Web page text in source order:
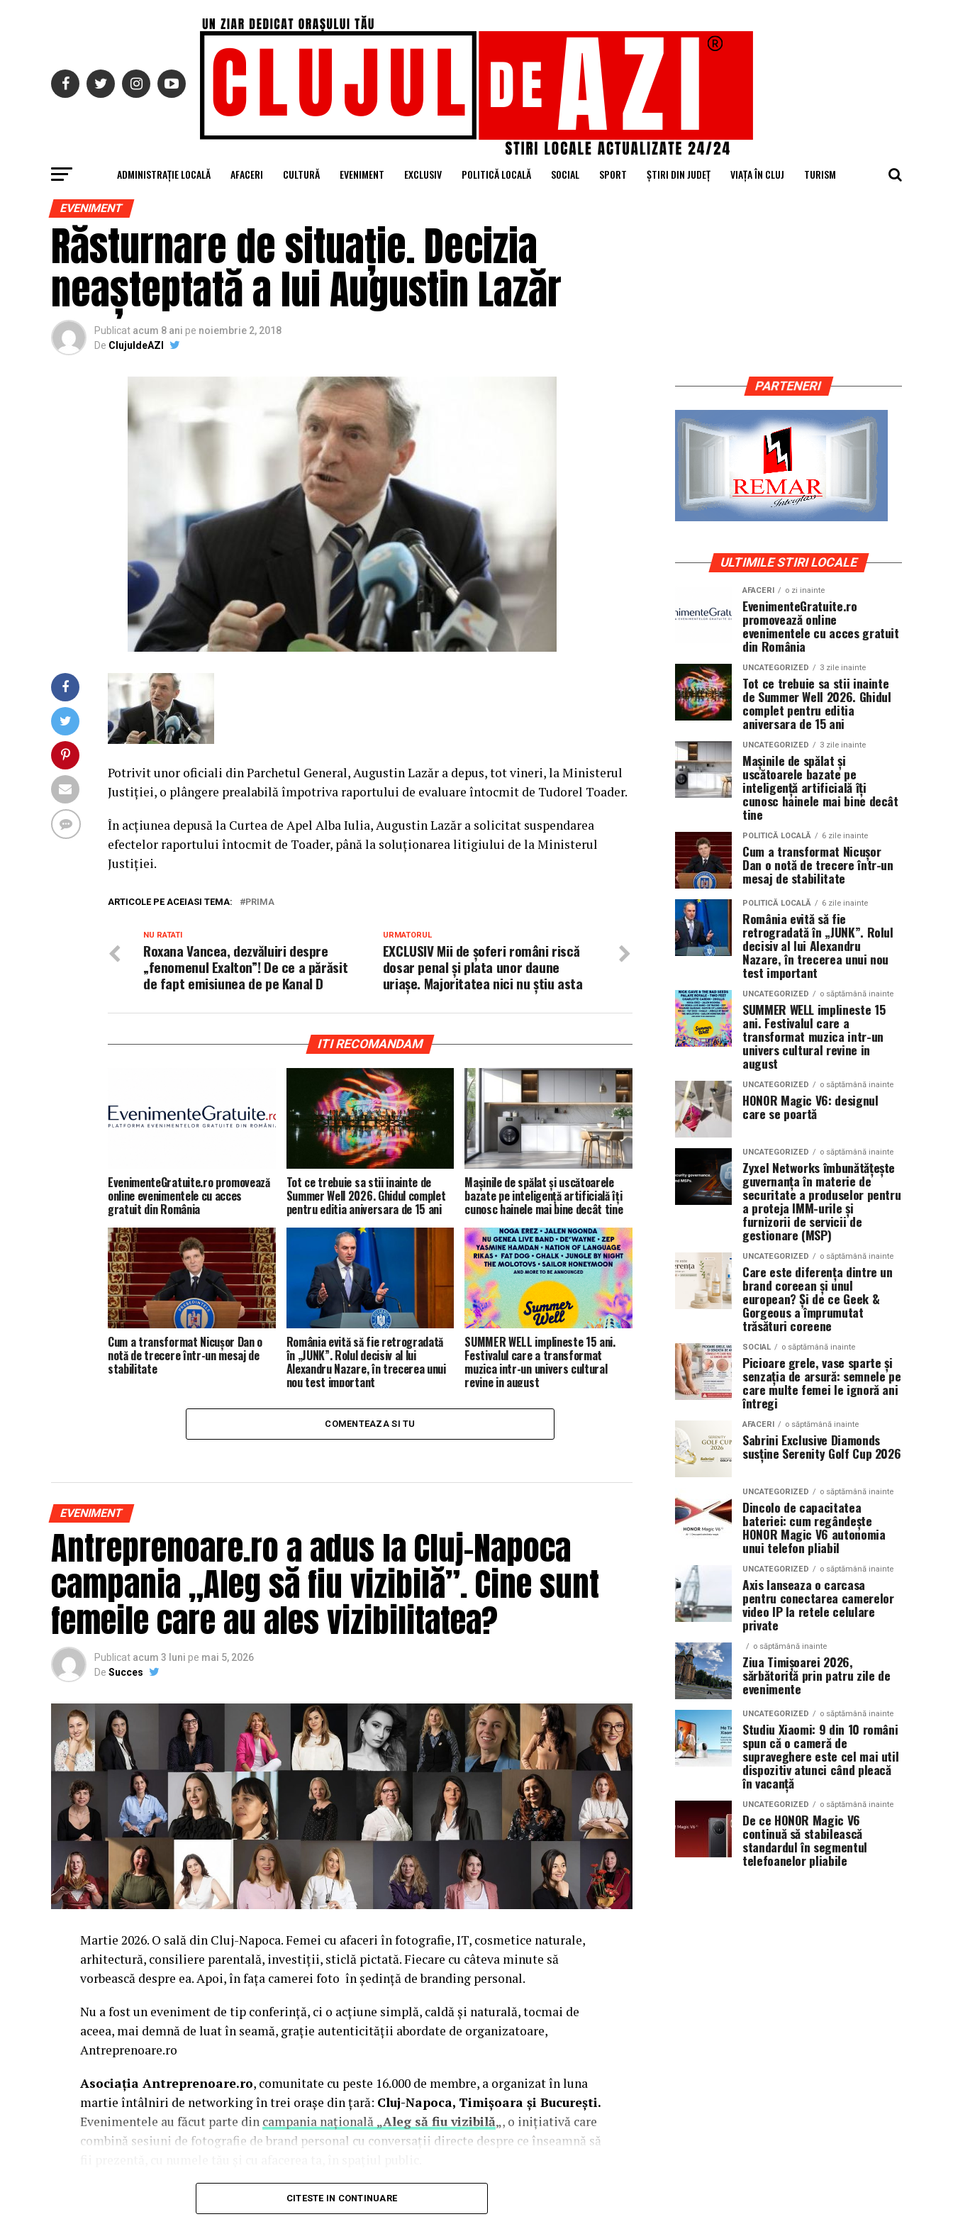
ADMINISTRAȚIE LOCALĂ AFACERI CULTURĂ EVENIMENT EXCLUSIV POLITICĂ LOCALĂ SOCIAL SPORT ȘTIRI DIN JUDEȚ VIAȚA ÎN CLUJ TURISM
EVENIMENT
Răsturnare de situație. Decizia
neașteptată a lui Augustin Lazăr
Publicat acum 8 ani pe noiembrie 2, 2018
De ClujuldeAZI
Potrivit unor oficiali din Parchetul General, Augustin Lazăr a depus, tot vineri, la Ministerul
Justiţiei, o plângere prealabilă împotriva raportului de evaluare întocmit de Tudorel Toader.
În acţiunea depusă la Curtea de Apel Alba Iulia, Augustin Lazăr a solicitat suspendarea
efectelor raportului întocmit de Toader, până la soluţionarea litigiului de la Ministerul
Justiţiei.
ARTICOLE PE ACEIASI TEMA: PRIMA
URMATORUL
EXCLUSIV Mii de șoferi români riscă
dosar penal și plata unor daune
uriașe. Majoritatea nici nu știu asta
NU RATATI
Roxana Vancea, dezvăluiri despre
„fenomenul Exalton”! De ce a părăsit
de fapt emisiunea de pe Kanal D
ITI RECOMANDAM
EvenimenteGratuite.ro promovează
online evenimentele cu acces
gratuit din România
Tot ce trebuie sa stii inainte de
Summer Well 2026. Ghidul complet
pentru editia aniversara de 15 ani
Mașinile de spălat și uscătoarele
bazate pe inteligență artificială îți
cunosc hainele mai bine decât tine
Cum a transformat Nicușor Dan o
notă de trecere într-un mesaj de
stabilitate
România evită să fie retrogradată
în „JUNK”. Rolul decisiv al lui
Alexandru Nazare, în trecerea unui
nou test important
SUMMER WELL implineste 15 ani.
Festivalul care a transformat
muzica intr-un univers cultural
revine in august
COMENTEAZA SI TU
EVENIMENT
Antreprenoare.ro a adus la Cluj-Napoca
campania „Aleg să fiu vizibilă”. Cine sunt
femeile care au ales vizibilitatea?
Publicat acum 3 luni pe mai 5, 2026
De Succes
Martie 2026. O sală din Cluj-Napoca. Femei cu afaceri în fotografie, IT, cosmetice naturale,
arhitectură, consiliere parentală, investiții, sticlă pictată. Fiecare cu câteva minute să
vorbească despre ea. Apoi, în fața camerei foto în ședință de branding personal.
Nu a fost un eveniment de tip conferință, ci o acțiune simplă, caldă și naturală, tocmai de
aceea, mai demnă de luat în seamă, grație autenticității abordate de organizatoare,
Antreprenoare.ro
Asociația Antreprenoare.ro, comunitate cu peste 16.000 de membre, a organizat în luna
martie întâlniri de networking în trei orașe din țară: Cluj-Napoca, Timișoara și București.
Evenimentele au făcut parte din campania națională „Aleg să fiu vizibilă„, o inițiativă care
combină sesiuni de fotografie de brand personal cu conversații directe despre ce înseamnă să
La Cluj-Napoca, sesiunile foto au fost susținute de doi fotografi profesioniști:
(lightsun.ro) șiDeni Sîrb(DA Studio). Valentina a venit cu 18 ani de carieră în
CITESTE IN CONTINUARE
PARTENERI
ULTIMILE STIRI LOCALE
AFACERI o zi inainte
EvenimenteGratuite.ro
promovează online
evenimentele cu acces gratuit
din România
UNCATEGORIZED 3 zile inainte
Tot ce trebuie sa stii inainte
de Summer Well 2026. Ghidul
complet pentru editia
aniversara de 15 ani
UNCATEGORIZED 3 zile inainte
Mașinile de spălat și
uscătoarele bazate pe
inteligență artificială îți
cunosc hainele mai bine decât
tine
POLITICĂ LOCALĂ 6 zile inainte
Cum a transformat Nicușor
Dan o notă de trecere într-un
mesaj de stabilitate
POLITICĂ LOCALĂ 6 zile inainte
România evită să fie
retrogradată în „JUNK”. Rolul
decisiv al lui Alexandru
Nazare, în trecerea unui nou
test important
UNCATEGORIZED o săptămână inainte
SUMMER WELL implineste 15
ani. Festivalul care a
transformat muzica intr-un
univers cultural revine in
august
UNCATEGORIZED o săptămână inainte
HONOR Magic V6: designul
care se poartă
UNCATEGORIZED o săptămână inainte
Zyxel Networks îmbunătățește
guvernanța în materie de
securitate a produselor pentru
a proteja IMM-urile și
furnizorii de servicii de
gestionare (MSP)
UNCATEGORIZED o săptămână inainte
Care este diferența dintre un
brand coreean și unul
european? Și de ce Geek &
Gorgeous a împrumutat
trăsături coreene
SOCIAL o săptămână inainte
Picioare grele, vase sparte și
senzația de arsură: semnele pe
care multe femei le ignoră ani
întregi
AFACERI o săptămână inainte
Sabrini Exclusive Diamonds
susține Serenity Golf Cup 2026
UNCATEGORIZED o săptămână inainte
Dincolo de capacitatea
bateriei: cum regândește
HONOR Magic V6 autonomia
unui telefon pliabil
UNCATEGORIZED o săptămână inainte
Axis lanseaza o carcasa
pentru conectarea camerelor
video IP la retele celulare
private
o săptămână inainte
Ziua Timișoarei 2026,
sărbătorită prin patru zile de
evenimente
UNCATEGORIZED o săptămână inainte
Studiu Xiaomi: 9 din 10 români
spun că o cameră de
supraveghere este cel mai util
dispozitiv atunci când pleacă
în vacanță
UNCATEGORIZED o săptămână inainte
De ce HONOR Magic V6
continuă să stabilească
standardul în segmentul
telefoanelor pliabile